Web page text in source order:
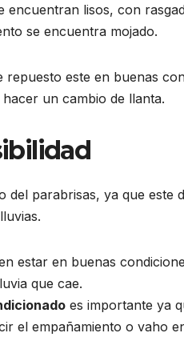
encuentran lisos, con
se encuentra mojado.
repuesto este en buenas
un cambio de llanta.
del parabrisas, ya que este
estar en buenas
que cae.
es importante ya
el empañamiento o vaho